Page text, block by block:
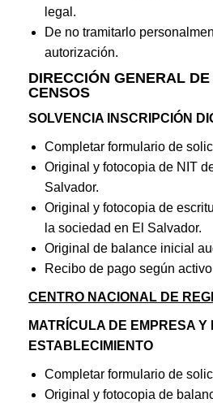
legal.
De no tramitarlo
autorización.
DIRECCIÓN GENERAL
CENSOS
SOLVENCIA INSCRIPCIÓN
Completar formulario de
Original y fotocopia de NIT
Salvador.
Original y fotocopia de
la sociedad en El Salvador.
Original de balance inicial
Recibo de pago según
CENTRO NACIONAL DE
MATRÍCULA DE EMPRESA Y
ESTABLECIMIENTO
Completar formulario de
Original y fotocopia de